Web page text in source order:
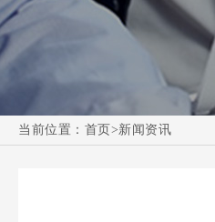
当前位置： 首页 >新闻资讯